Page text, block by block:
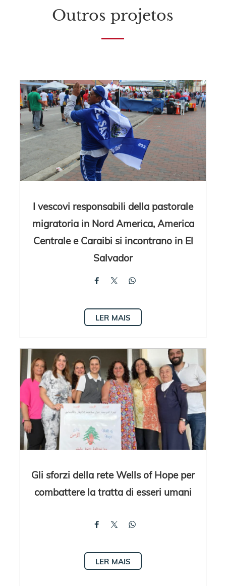
Outros projetos
I vescovi responsabili della pastorale
migratoria in Nord America, America
Centrale e Caraibi si incontrano in El
Salvador
LER MAIS
Gli sforzi della rete Wells of Hope per
combattere la tratta di esseri umani
LER MAIS